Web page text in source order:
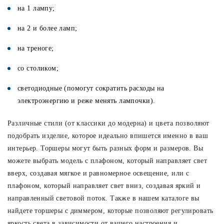
на 1 лампу;
на 2 и более ламп;
на треноге;
со столиком;
светодиодные (помогут сократить расходы на
электроэнергию и реже менять лампочки).
Различные стили (от классики до модерна) и цвета позволяют
подобрать изделие, которое идеально впишется именно в ваш
интерьер. Торшеры могут быть разных форм и размеров. Вы
можете выбрать модель с плафоном, который направляет свет
вверх, создавая мягкое и равномерное освещение, или с
плафоном, который направляет свет вниз, создавая яркий и
направленный световой поток. Также в нашем каталоге вы
найдете торшеры с диммером, которые позволяют регулировать